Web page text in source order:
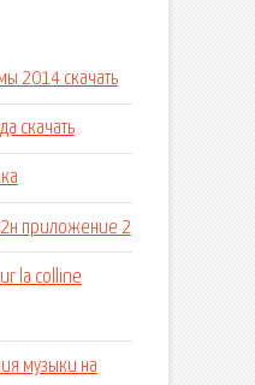
2014 скачать
скачать
приложение 2
la colline
музыки на